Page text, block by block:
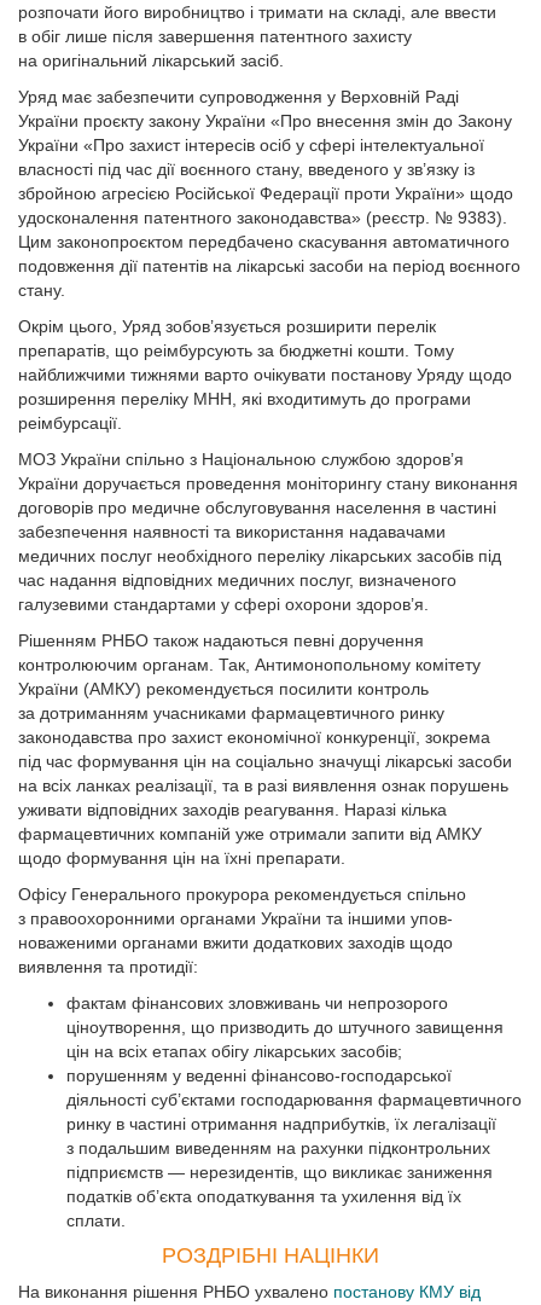
розпочати його виробництво і тримати на складі, але ввести
в обіг лише після завершення патентного захисту
на оригінальний лікарський засіб.
Уряд має забезпечити супроводження у Верховній Раді
України проєкту закону України «Про внесення змін до Закону
України «Про захист інтересів осіб у сфері інтелектуальної
власності під час дії воєнного стану, введеного у зв’язку із
збройною агресією Російської Федерації проти України» щодо
удосконалення патентного законодавства» (реєстр. № 9383).
Цим законопроєктом передбачено скасування автоматичного
подовження дії патентів на лікарські засоби на період воєнного
стану.
Окрім цього, Уряд зобов’язується розширити перелік
препаратів, що реімбурсують за бюджетні кошти. Тому
найближчими тижнями варто очікувати постанову Уряду щодо
розширення переліку МНН, які входитимуть до програми
реімбурсації.
МОЗ України спільно з Національною службою здоров’я
України доручається проведення моніторингу стану виконання
договорів про медичне обслуговування населення в частині
забезпечення наявності та використання надавачами
медичних послуг необхідного переліку лікарських засобів під
час надання відповідних медичних послуг, визначеного
галузевими стандартами у сфері охорони здоров’я.
Рішенням РНБО також надаються певні доручення
контролюючим органам. Так, Антимонопольному комітету
України (АМКУ) рекомендується посилити контроль
за дотриманням учасниками фармацевтичного ринку
законодавства про захист економічної конкуренції, зокрема
під час формування цін на соціально значущі лікарські засоби
на всіх ланках реалізації, та в разі виявлення ознак порушень
уживати відповідних заходів реагування. Наразі кілька
фармацевтичних компаній уже отримали запити від АМКУ
щодо формування цін на їхні препарати.
Офісу Генерального прокурора рекомендується спільно
з правоохоронними органами України та іншими упов­
новаженими органами вжити додаткових заходів щодо
виявлення та протидії:
фактам фінансових зловживань чи непрозорого
ціноутворення, що призводить до штучного завищення
цін на всіх етапах обігу лікарських засобів;
порушенням у веденні фінансово-господарської
діяльності суб’єктами господарювання фармацевтичного
ринку в частині отримання надприбутків, їх легалізації
з подальшим виведенням на рахунки підконтроль­них
підприємств — нерезидентів, що викликає заниження
податків об’єкта оподаткування та ухилення від їх
сплати.
РОЗДРІБНІ НАЦІНКИ
На виконання рішення РНБО ухвалено постанову КМУ від